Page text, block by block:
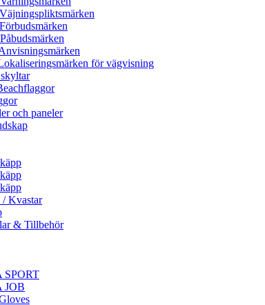
för vägvisning
och paneler
Kvastar
& Tillbehör
SPORT
JOB